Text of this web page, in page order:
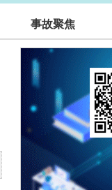
事故聚焦